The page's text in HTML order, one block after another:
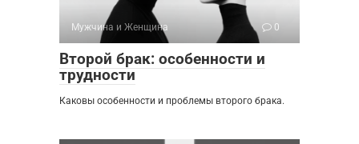
Мужчина и Женщина 0
Второй брак: особенности и
трудности
Каковы особенности и проблемы второго брака.